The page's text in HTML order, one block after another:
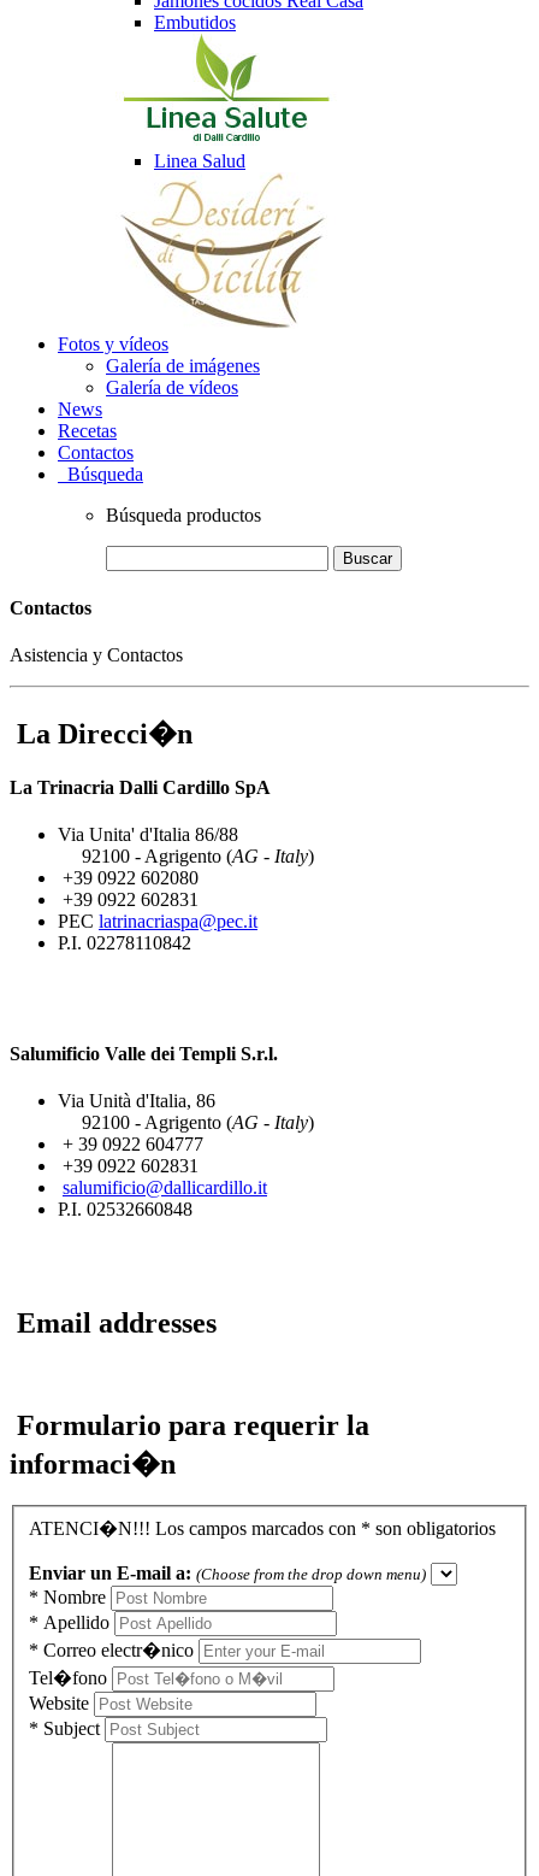
Embutidos
Linea Salud
Fotos y vídeos
Galería de imágenes
Galería de vídeos
News
Recetas
Contactos
Búsqueda
Búsqueda productos
Buscar
Contactos
Asistencia y Contactos
La Direcci�n
La Trinacria Dalli Cardillo SpA
Via Unita' d'Italia 86/88
92100 - Agrigento (AG - Italy)
+39 0922 602080
+39 0922 602831
PEC latrinacriaspa@pec.it
P.I. 02278110842
Salumificio Valle dei Templi S.r.l.
Via Unità d'Italia, 86
92100 - Agrigento (AG - Italy)
+ 39 0922 604777
+39 0922 602831
salumificio@dallicardillo.it
P.I. 02532660848
Email addresses
Formulario para requerir la
informaci�n
ATENCI�N!!! Los campos marcados con * son obligatorios
Enviar un E-mail a: (Choose from the drop down menu)
* Nombre
* Apellido
* Correo electr�nico
Tel�fono
Website
* Subject